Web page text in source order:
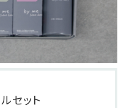
セット